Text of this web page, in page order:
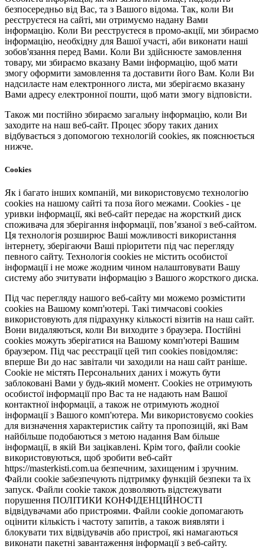
безпосередньо від Вас, та з Вашого відома. Так, коли Ви
реєструєтеся на сайті, ми отримуємо надану Вами
інформацію. Коли Ви реєструєтеся в промо-акції, ми збираємо
інформацію, необхідну для Вашої участі, аби виконати наші
зобов'язання перед Вами. Коли Ви здійснюєте замовлення
товару, ми збираємо вказану Вами інформацію, щоб мати
змогу оформити замовлення та доставити його Вам. Коли Ви
надсилаєте нам електронного листа, ми зберігаємо вказану
Вами адресу електронної пошти, щоб мати змогу відповісти.
Також ми постійно збираємо загальну інформацію, коли Ви
заходите на наш веб-сайт. Процес збору таких даних
відбувається з допомогою технологій cookies, як пояснюється
нижче.
Cookies
Як і багато інших компаній, ми використовуємо технологію
cookies на нашому сайті та поза його межами. Cookies - це
уривки інформації, які веб-сайт передає на жорсткий диск
споживача для зберігання інформації, пов’язаної з веб-сайтом.
Ця технологія розширює Ваші можливості використання
інтернету, зберігаючи Ваші пріоритети під час перегляду
певного сайту. Технологія cookies не містить особистої
інформації і не може жодним чином налаштовувати Вашу
систему або зчитувати інформацію з Вашого жорсткого диска.
Під час перегляду нашого веб-сайту ми можемо розмістити
cookies на Вашому комп'ютері. Такі тимчасові cookies
використовують для підрахунку кількості візитів на наш сайт.
Вони видаляються, коли Ви виходите з браузера. Постійні
cookies можуть зберігатися на Вашому комп'ютері Вашим
браузером. Під час реєстрації цей тип cookies повідомляє:
вперше Ви до нас завітали чи заходили на наш сайт раніше.
Cookie не містять Персональних даних і можуть бути
заблоковані Вами у будь-який момент. Сookies не отримують
особистої інформації про Вас та не надають нам Вашої
контактної інформації, а також не отримують жодної
інформації з Вашого комп'ютера. Ми використовуємо cookies
для визначення характеристик сайту та пропозицій, які Вам
найбільше подобаються з метою надання Вам більше
інформації, в якій Ви зацікавлені. Крім того, файли cookie
використовуються, щоб зробити веб-сайт
https://masterkisti.com.ua безпечним, захищеним і зручним.
Файли cookie забезпечують підтримку функцій безпеки та їх
запуск. Файли cookie також дозволяють відстежувати
порушення ПОЛІТИКИ КОНФІДЕНЦІЙНОСТІ
відвідувачами або пристроями. Файли cookie допомагають
оцінити кількість і частоту запитів, а також виявляти і
блокувати тих відвідувачів або пристрої, які намагаються
виконати пакетні завантаження інформації з веб-сайту.